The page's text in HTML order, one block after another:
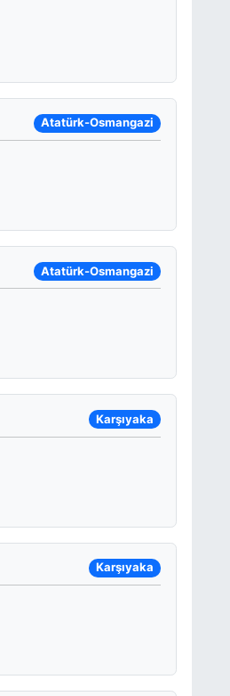
Atatürk-Osmangazi
Atatürk-Osmangazi
Karşıyaka
Karşıyaka